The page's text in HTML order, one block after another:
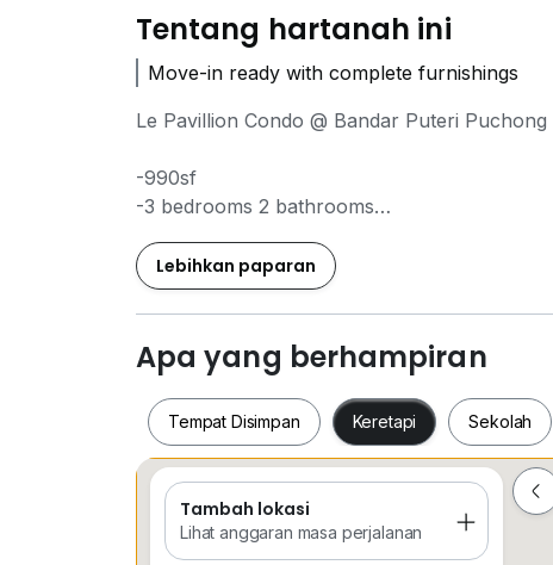
Tentang hartanah ini
Move-in ready with complete furnishings
Le Pavillion Condo @ Bandar Puteri Puchong
-990sf
-3 bedrooms 2 bathrooms
-2 CarPark
-Rental RM2500
Available for immediate occupancy
欢迎预约看房 For viewing, please contact
Zane0***** | REN 77967
THE ROOF REALTY
Lebihkan paparan
Apa yang berhampiran
Tempat Disimpan Keretapi Sekolah
Tempat Disimpan Sekolah
Tambah lokasi
Lihat anggaran masa perjalanan